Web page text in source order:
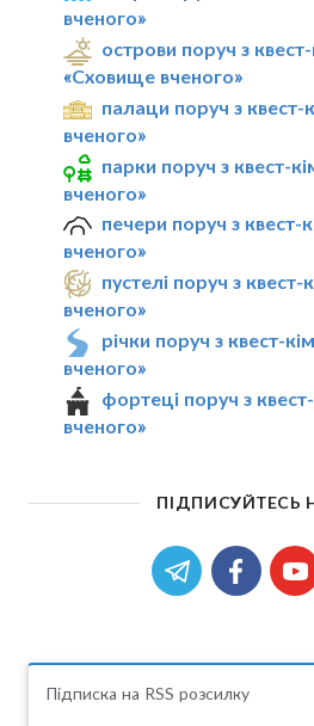
вченого»
острови поруч з
«Сховище вченого»
палаци поруч з
вченого»
парки поруч з квест-
вченого»
печери поруч з
вченого»
пустелі поруч з
вченого»
річки поруч з квест-
вченого»
фортеці поруч з
вченого»
ПІДПИСУЙТЕСЬ
Підписка на RSS розсилку